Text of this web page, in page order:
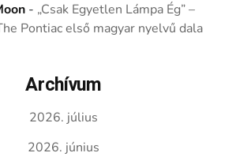
- „Csak Egyetlen Lámpa Ég” –
Pontiac első magyar nyelvű dala
Archívum
2026. július
2026. június